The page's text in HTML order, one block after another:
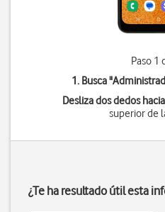
Paso 1
1. Busca "
Desliza dos dedos
superior de
¿Te ha resultado útil esta